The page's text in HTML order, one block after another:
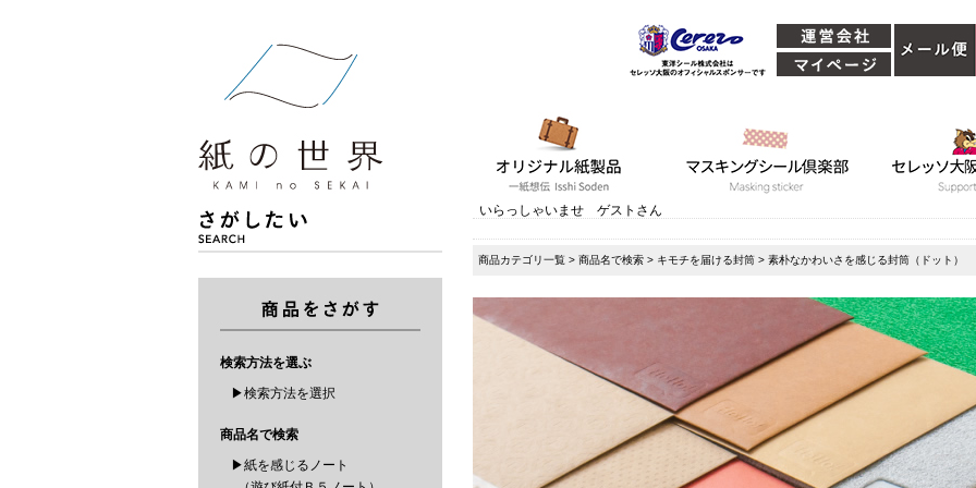
検索方法を選ぶ
▶検索方法を選択
商品名で検索
▶紙を感じるノート
いらっしゃいませ ゲストさん
商品カテゴリ一覧 > 商品名で検索 > キモチを届ける封筒 > 素朴なかわいさを感じる封筒（ドット）